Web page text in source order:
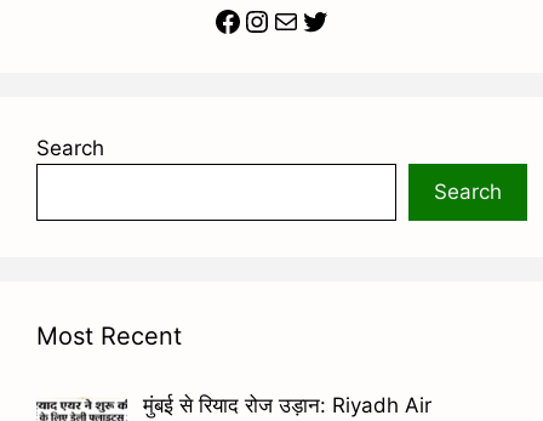
Facebook
Instagram
MailTwitter
Search
Search
Most Recent
मुंबई से रियाद रोज उड़ान: Riyadh Air